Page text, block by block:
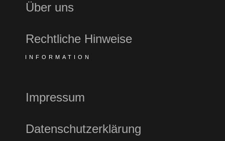
Über uns
Rechtliche Hinweise
INFORMATION
Impressum
Datenschutzerklärung